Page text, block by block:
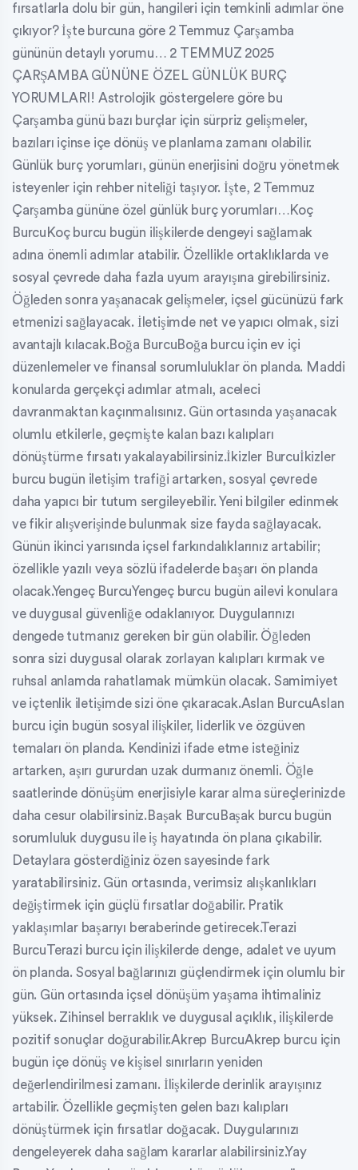
fırsatlarla dolu bir gün, hangileri için temkinli adımlar öne
çıkıyor? İşte burcuna göre 2 Temmuz Çarşamba
gününün detaylı yorumu… 2 TEMMUZ 2025
ÇARŞAMBA GÜNÜNE ÖZEL GÜNLÜK BURÇ
YORUMLARI! Astrolojik göstergelere göre bu
Çarşamba günü bazı burçlar için sürpriz gelişmeler,
bazıları içinse içe dönüş ve planlama zamanı olabilir.
Günlük burç yorumları, günün enerjisini doğru yönetmek
isteyenler için rehber niteliği taşıyor. İşte, 2 Temmuz
Çarşamba gününe özel günlük burç yorumları…Koç
BurcuKoç burcu bugün ilişkilerde dengeyi sağlamak
adına önemli adımlar atabilir. Özellikle ortaklıklarda ve
sosyal çevrede daha fazla uyum arayışına girebilirsiniz.
Öğleden sonra yaşanacak gelişmeler, içsel gücünüzü fark
etmenizi sağlayacak. İletişimde net ve yapıcı olmak, sizi
avantajlı kılacak.Boğa BurcuBoğa burcu için ev içi
düzenlemeler ve finansal sorumluluklar ön planda. Maddi
konularda gerçekçi adımlar atmalı, aceleci
davranmaktan kaçınmalısınız. Gün ortasında yaşanacak
olumlu etkilerle, geçmişte kalan bazı kalıpları
dönüştürme fırsatı yakalayabilirsiniz.İkizler Burcuİkizler
burcu bugün iletişim trafiği artarken, sosyal çevrede
daha yapıcı bir tutum sergileyebilir. Yeni bilgiler edinmek
ve fikir alışverişinde bulunmak size fayda sağlayacak.
Günün ikinci yarısında içsel farkındalıklarınız artabilir;
özellikle yazılı veya sözlü ifadelerde başarı ön planda
olacak.Yengeç BurcuYengeç burcu bugün ailevi konulara
ve duygusal güvenliğe odaklanıyor. Duygularınızı
dengede tutmanız gereken bir gün olabilir. Öğleden
sonra sizi duygusal olarak zorlayan kalıpları kırmak ve
ruhsal anlamda rahatlamak mümkün olacak. Samimiyet
ve içtenlik iletişimde sizi öne çıkaracak.Aslan BurcuAslan
burcu için bugün sosyal ilişkiler, liderlik ve özgüven
temaları ön planda. Kendinizi ifade etme isteğiniz
artarken, aşırı gururdan uzak durmanız önemli. Öğle
saatlerinde dönüşüm enerjisiyle karar alma süreçlerinizde
daha cesur olabilirsiniz.Başak BurcuBaşak burcu bugün
sorumluluk duygusu ile iş hayatında ön plana çıkabilir.
Detaylara gösterdiğiniz özen sayesinde fark
yaratabilirsiniz. Gün ortasında, verimsiz alışkanlıkları
değiştirmek için güçlü fırsatlar doğabilir. Pratik
yaklaşımlar başarıyı beraberinde getirecek.Terazi
BurcuTerazi burcu için ilişkilerde denge, adalet ve uyum
ön planda. Sosyal bağlarınızı güçlendirmek için olumlu bir
gün. Gün ortasında içsel dönüşüm yaşama ihtimaliniz
yüksek. Zihinsel berraklık ve duygusal açıklık, ilişkilerde
pozitif sonuçlar doğurabilir.Akrep BurcuAkrep burcu için
bugün içe dönüş ve kişisel sınırların yeniden
değerlendirilmesi zamanı. İlişkilerde derinlik arayışınız
artabilir. Özellikle geçmişten gelen bazı kalıpları
dönüştürmek için fırsatlar doğacak. Duygularınızı
dengeleyerek daha sağlam kararlar alabilirsiniz.Yay